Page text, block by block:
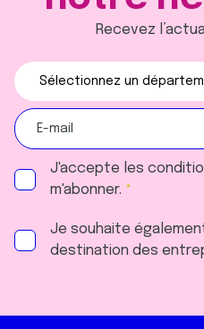
Recevez
J'accepte les
m'abonner.
Je souhaite
destination des